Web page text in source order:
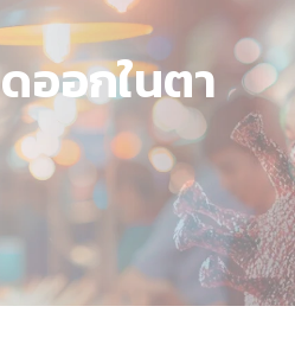
ออกในตา